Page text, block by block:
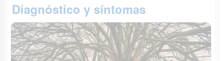
Diagnóstico y síntomas